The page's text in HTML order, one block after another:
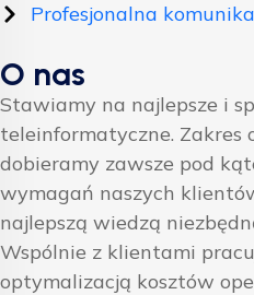
Profesjonalna
O nas
Stawiamy na najlepsze i
teleinformatyczne. Zakres
dobieramy zawsze pod
wymagań naszych
najlepszą wiedzą
Wspólnie z klientami
optymalizacją kosztów